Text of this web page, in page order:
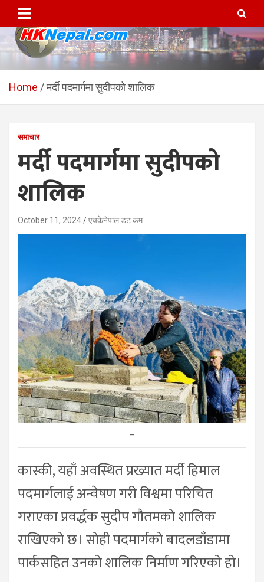
content
HKNepal.com – हङकङबाट
सञ्चालित पहिलो नेपाली अनलाईन
hknepal, hknepal.com, hk nepal, hk nepal com
Home मर्दी पदमार्गमा सुदीपको शालिक
समाचार
मर्दी पदमार्गमा सुदीपको
शालिक
October 11, 2024 एचकेनेपाल डट कम
–
कास्की, यहाँ अवस्थित प्रख्यात मर्दी हिमाल
पदमार्गलाई अन्वेषण गरी विश्वमा परिचित
गराएका प्रवर्द्धक सुदीप गौतमको शालिक
राखिएको छ। सोही पदमार्गको बादलडाँडामा
पार्कसहित उनको शालिक निर्माण गरिएको हो।